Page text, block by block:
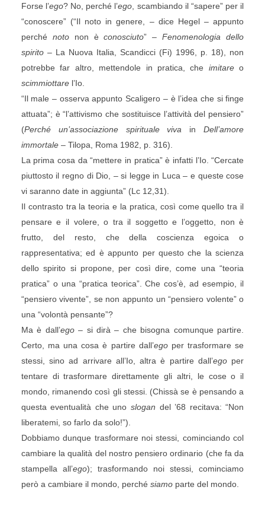
Forse l’ego? No, perché l’ego , scambiando il “sapere” per il
“conoscere” (“Il noto in genere, – dice Hegel – appunto
perché notonon èconosciuto” –Fenomenologia dello
spirito– La Nuova Italia, Scandicci (Fi) 1996, p. 18), non
potrebbe far altro, mettendole in pratica, che imitareo
scimmiottarel’Io.
“Il male – osserva appunto Scaligero – è l’idea che si finge
attuata”; è “l’attivismo che sostituisce l’attività del pensiero”
(Perché un’associazione spirituale viva inDell’amore
immortale– Tilopa, Roma 1982, p. 316).
La prima cosa da “mettere in pratica” è infatti l’Io. “Cercate
piuttosto il regno di Dio, – si legge in Luca – e queste cose
vi saranno date in aggiunta” (Lc 12,31).
Il contrasto tra la teoria e la pratica, così come quello tra il
pensare e il volere, o tra il soggetto e l’oggetto, non è
frutto, del resto, che della coscienza egoica o
rappresentativa; ed è appunto per questo che la scienza
dello spirito si propone, per così dire, come una “teoria
pratica” o una “pratica teorica”. Che cos’è, ad esempio, il
“pensiero vivente”, se non appunto un “pensiero volente” o
una “volontà pensante”?
Ma è dall’ego– si dirà – che bisogna comunque partire.
Certo, ma una cosa è partire dall’egoper trasformare se
stessi, sino ad arrivare all’Io, altra è partire dall’egoper
tentare di trasformare direttamente gli altri, le cose o il
mondo, rimanendo così gli stessi. (Chissà se è pensando a
questa eventualità che uno slogan del ’68 recitava: “Non
liberatemi, so farlo da solo!”).
Dobbiamo dunque trasformare noi stessi, cominciando col
cambiare la qualità del nostro pensiero ordinario (che fa da
stampella all’ego); trasformando noi stessi, cominciamo
però a cambiare il mondo, perché siamoparte del mondo.